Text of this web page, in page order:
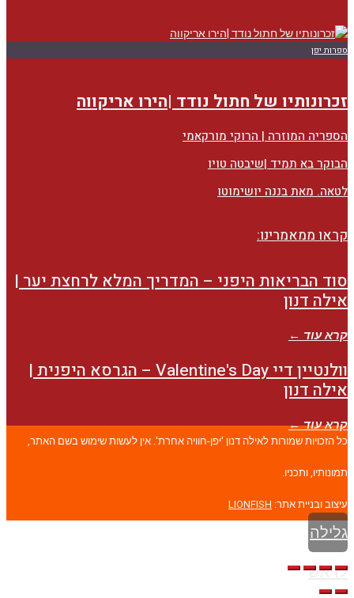
ספרות יפן
זכרונותיו של חתול נודד |הירו אריקווה
הספריה המוזרה | הרוקי מורקאמי
הבוקר בא תמיד |שיבטה טויו
לטאה. מאת בננה יושימוטו
קראו ממאמרינו:
סוד הבריאות היפני – המדריך המלא לרחצת יער |
אילה דנון
קרא עוד ←
וולנטיין דיי Valentine's Day – הגרסא היפנית |
אילה דנון
קרא עוד ←
כל הזכויות שמורות לאילה דנון 'יפן-חוויה אחרת'. אין לעשות שימוש בשם האתר,
תמונותיו, ותכניו.
עיצוב ובניית אתר: LIONFISH
גלילה
לראש